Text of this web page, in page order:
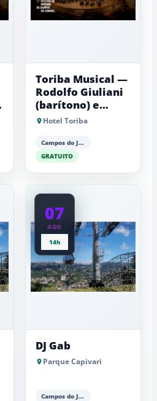
Toriba Musical —
Rodolfo Giuliani
(barítono) e
Antonio Luiz
Hotel Toriba
Campos do Jordão
GRATUITO
07
AGO
14h
DJ Gab
Parque Capivari
Campos do Jordão